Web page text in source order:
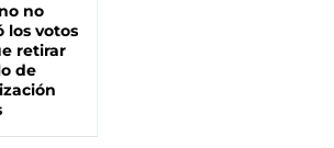
no
los votos
retirar
de